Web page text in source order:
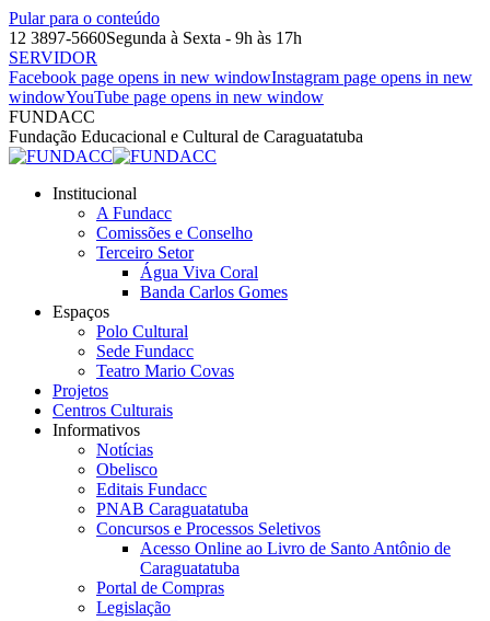
Pular para o conteúdo
12 3897-5660Segunda à Sexta - 9h às 17h
SERVIDOR
Facebook page opens in new windowInstagram page opens in new
windowYouTube page opens in new window
FUNDACC
Fundação Educacional e Cultural de Caraguatatuba
Institucional
A Fundacc
Comissões e Conselho
Terceiro Setor
Água Viva Coral
Banda Carlos Gomes
Espaços
Polo Cultural
Sede Fundacc
Teatro Mario Covas
Projetos
Centros Culturais
Informativos
Notícias
Obelisco
Editais Fundacc
PNAB Caraguatatuba
Concursos e Processos Seletivos
Acesso Online ao Livro de Santo Antônio de
Caraguatatuba
Portal de Compras
Legislação